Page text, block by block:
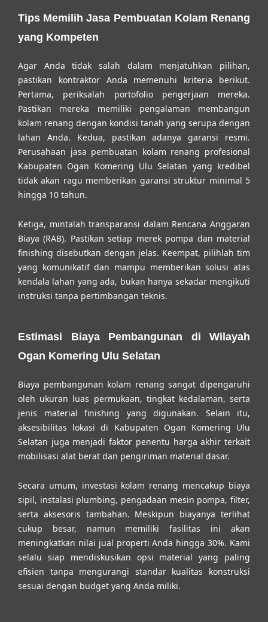
Tips Memilih Jasa Pembuatan Kolam Renang
yang Kompeten
Agar Anda tidak salah dalam menjatuhkan pilihan,
pastikan kontraktor Anda memenuhi kriteria berikut.
Pertama, periksalah portofolio pengerjaan mereka.
Pastikan mereka memiliki pengalaman membangun
kolam renang dengan kondisi tanah yang serupa dengan
lahan Anda. Kedua, pastikan adanya garansi resmi.
Perusahaan jasa pembuatan kolam renang profesional
Kabupaten Ogan Komering Ulu Selatan yang kredibel
tidak akan ragu memberikan garansi struktur minimal 5
hingga 10 tahun.
Ketiga, mintalah transparansi dalam Rencana Anggaran
Biaya (RAB). Pastikan setiap merek pompa dan material
finishing disebutkan dengan jelas. Keempat, pilihlah tim
yang komunikatif dan mampu memberikan solusi atas
kendala lahan yang ada, bukan hanya sekadar mengikuti
instruksi tanpa pertimbangan teknis.
Estimasi Biaya Pembangunan di Wilayah
Ogan Komering Ulu Selatan
Biaya pembangunan kolam renang sangat dipengaruhi
oleh ukuran luas permukaan, tingkat kedalaman, serta
jenis material finishing yang digunakan. Selain itu,
aksesibilitas lokasi di Kabupaten Ogan Komering Ulu
Selatan juga menjadi faktor penentu harga akhir terkait
mobilisasi alat berat dan pengiriman material dasar.
Secara umum, investasi kolam renang mencakup biaya
sipil, instalasi plumbing, pengadaan mesin pompa, filter,
serta aksesoris tambahan. Meskipun biayanya terlihat
cukup besar, namun memiliki fasilitas ini akan
meningkatkan nilai jual properti Anda hingga 30%. Kami
selalu siap mendiskusikan opsi material yang paling
efisien tanpa mengurangi standar kualitas konstruksi
sesuai dengan budget yang Anda miliki.